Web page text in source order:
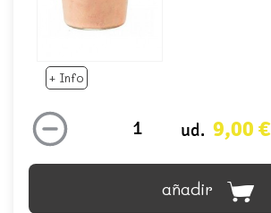
+ Info
ud. 9,00 €
añadir